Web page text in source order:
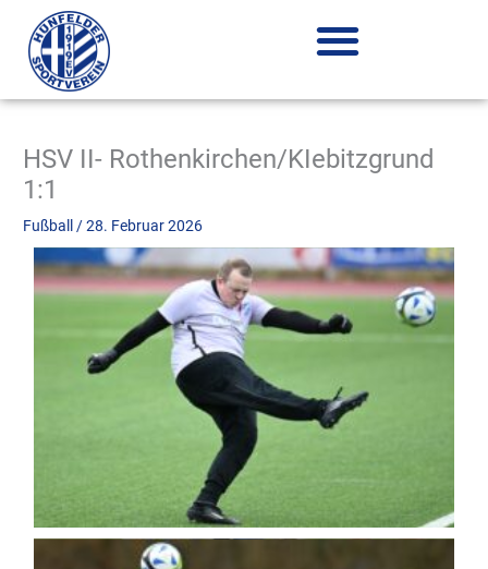
Inhalt
springen
HSV II- Rothenkirchen/KIebitzgrund
1:1
Fußball /28. Februar 2026